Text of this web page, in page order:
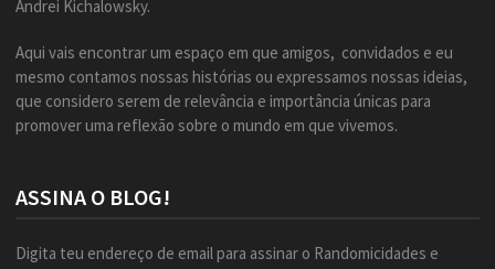
Andrei Kichalowsky.
Aqui vais encontrar um espaço em que amigos, convidados e eu
mesmo contamos nossas histórias ou expressamos nossas ideias,
que considero serem de relevância e importância únicas para
promover uma reflexão sobre o mundo em que vivemos.
ASSINA O BLOG!
Digita teu endereço de email para assinar o Randomicidades e